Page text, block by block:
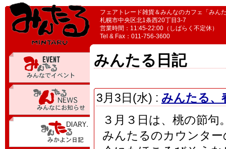
フェアトレード雑貨＆みんなのカフェ「みん
札幌市中央区北1条西20丁目3-7
営業時間：11:45-22:00（しばらく不定休）
Tel & Fax：011-756-3600
みんたる日記
3月3日(水) : みんたる、
３月３日は、桃の節句
みんたるのカウンタ